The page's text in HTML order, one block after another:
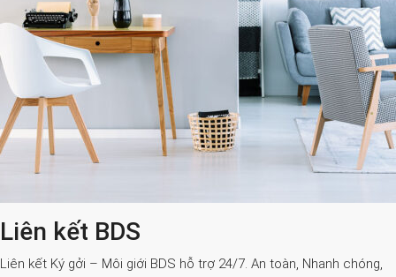
Liên kết BDS
Liên kết Ký gởi – Môi giới BDS hỗ trợ 24/7. An toàn, Nhanh chóng,